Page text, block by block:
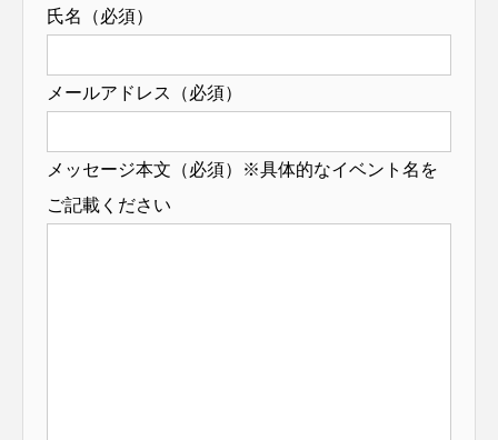
氏名（必須）
メールアドレス（必須）
メッセージ本文（必須）※具体的なイベント名を
ご記載ください